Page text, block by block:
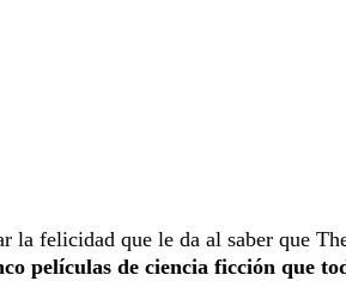
la felicidad que le da al saber que
películas de ciencia ficción que